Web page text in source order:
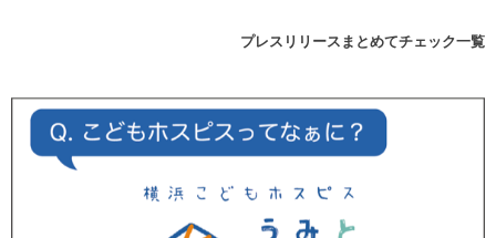
プレスリリースまとめてチェック一覧